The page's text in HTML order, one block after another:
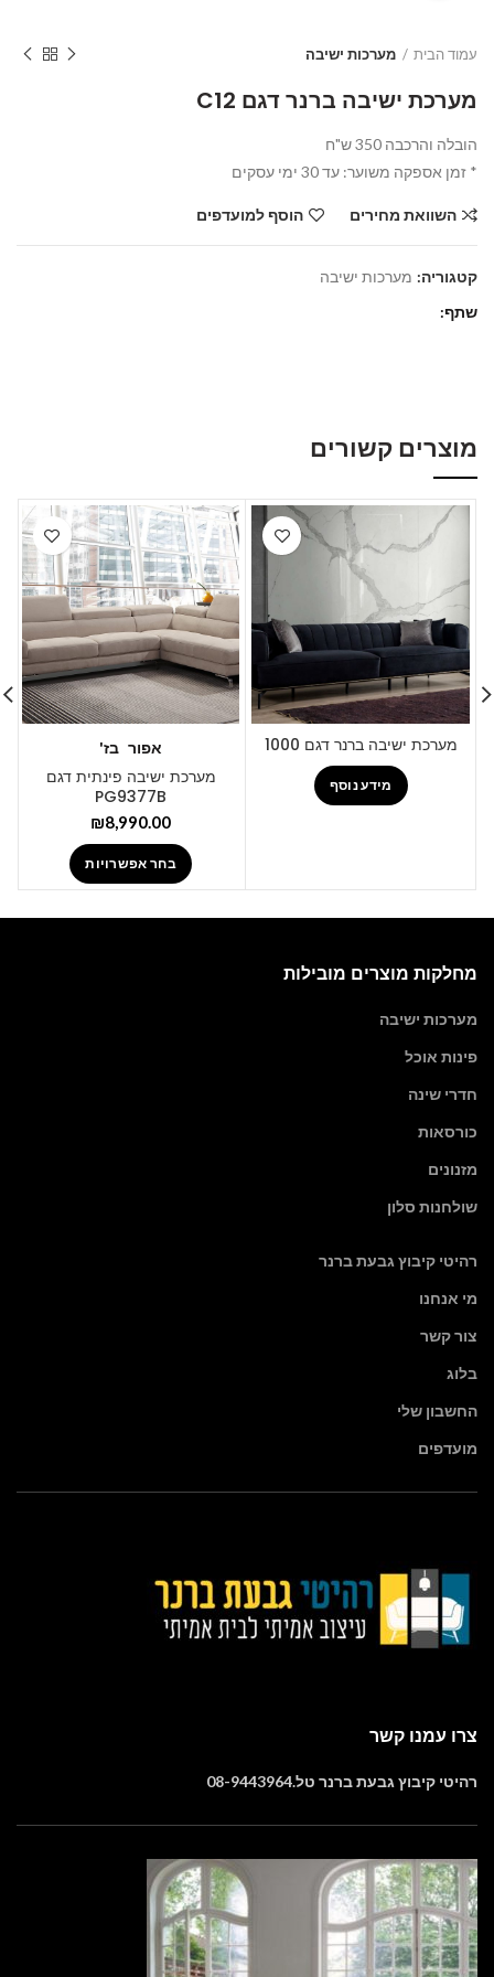
עמוד הבית מערכות ישיבה
מערכת ישיבה ברנר דגם C12
הובלה והרכבה 350 ש"ח
* זמן אספקה משוער: עד 30 ימי עסקים
השוואת מחירים הוסף למועדפים
קטגוריה: מערכות ישיבה
שתף
מוצרים קשורים
מערכת ישיבה ברנר דגם 1000
מידע נוסף
אפור בז'
מערכת ישיבה פינתית דגם
PG9377B
₪8,990.00
בחר אפשרויות
מחלקות מוצרים מובילות
מערכות ישיבה
פינות אוכל
חדרי שינה
כורסאות
מזנונים
שולחנות סלון
רהיטי קיבוץ גבעת ברנר
מי אנחנו
צור קשר
בלוג
החשבון שלי
מועדפים
צרו עמנו קשר
רהיטי קיבוץ גבעת ברנר טל.08-9443964